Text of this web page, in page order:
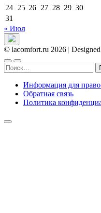
24 25 26 27 28 29 30
31
« Июл
© lacomfort.ru 2026 |
Найти:
Информация для
Обратная связь
Политика